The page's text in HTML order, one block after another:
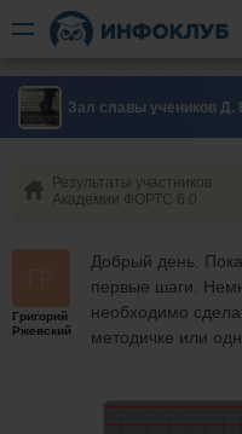
Зал славы учеников Д.
Результаты участников
Академии ФОРТС 6.0
Григорий
Ржевский
Добрый день. Пока
первые шаги.
необходимо
методичке или